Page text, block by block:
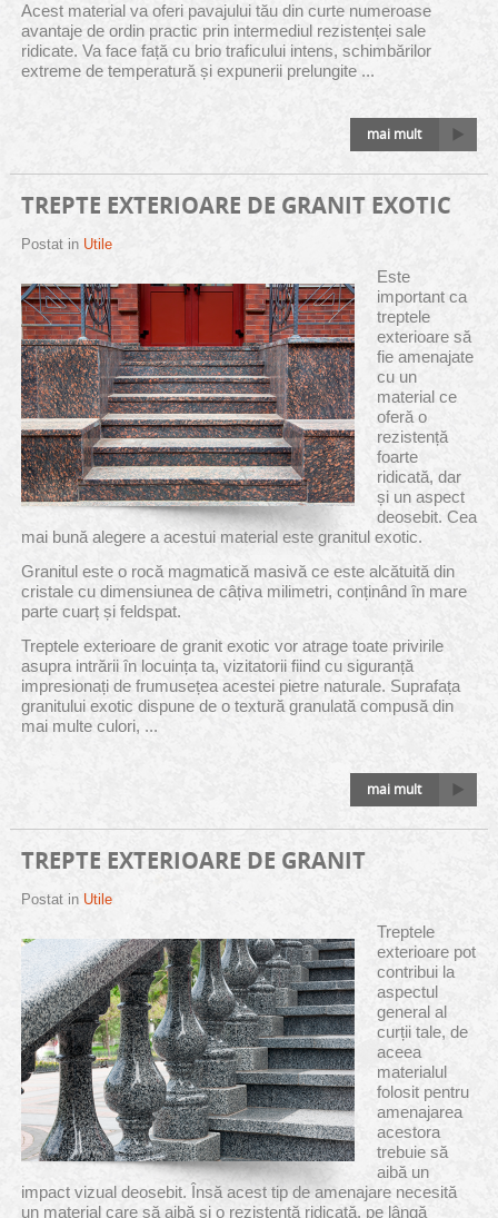
Acest material va oferi pavajului tău din curte numeroase
avantaje de ordin practic prin intermediul rezistenței sale
ridicate. Va face față cu brio traficului intens, schimbărilor
extreme de temperatură și expunerii prelungite ...
mai mult
TREPTE EXTERIOARE DE GRANIT EXOTIC
Postat in Utile
Este
important ca
treptele
exterioare să
fie amenajate
cu un
material ce
oferă o
rezistență
foarte
ridicată, dar
și un aspect
deosebit. Cea
mai bună alegere a acestui material este granitul exotic.
Granitul este o rocă magmatică masivă ce este alcătuită din
cristale cu dimensiunea de câțiva milimetri, conținând în mare
parte cuarț și feldspat.
Treptele exterioare de granit exotic vor atrage toate privirile
asupra intrării în locuința ta, vizitatorii fiind cu siguranță
impresionați de frumusețea acestei pietre naturale. Suprafața
granitului exotic dispune de o textură granulată compusă din
mai multe culori, ...
mai mult
TREPTE EXTERIOARE DE GRANIT
Postat in Utile
Treptele
exterioare pot
contribui la
aspectul
general al
curții tale, de
aceea
materialul
folosit pentru
amenajarea
acestora
trebuie să
aibă un
impact vizual deosebit. Însă acest tip de amenajare necesită
un material care să aibă și o rezistență ridicată, pe lângă